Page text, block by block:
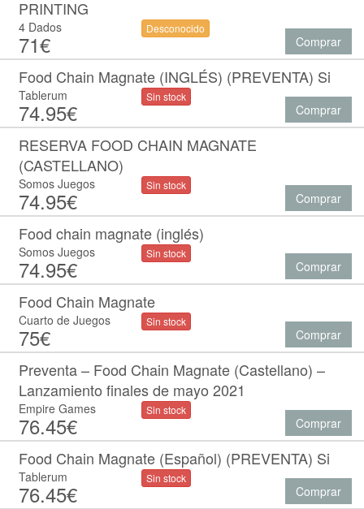
PRINTING
4 Dados
71€
Desconocido
Comprar
Food Chain Magnate (INGLÉS) (PREVENTA) Si
Tablerum
74.95€
Sin stock
Comprar
RESERVA FOOD CHAIN MAGNATE
(CASTELLANO)
Somos Juegos
74.95€
Sin stock
Comprar
Food chain magnate (inglés)
Somos Juegos
74.95€
Sin stock
Comprar
Food Chain Magnate
Cuarto de Juegos
75€
Sin stock
Comprar
Preventa – Food Chain Magnate (Castellano) –
Lanzamiento finales de mayo 2021
Empire Games
76.45€
Sin stock
Comprar
Food Chain Magnate (Español) (PREVENTA) Si
Tablerum
76.45€
Sin stock
Comprar